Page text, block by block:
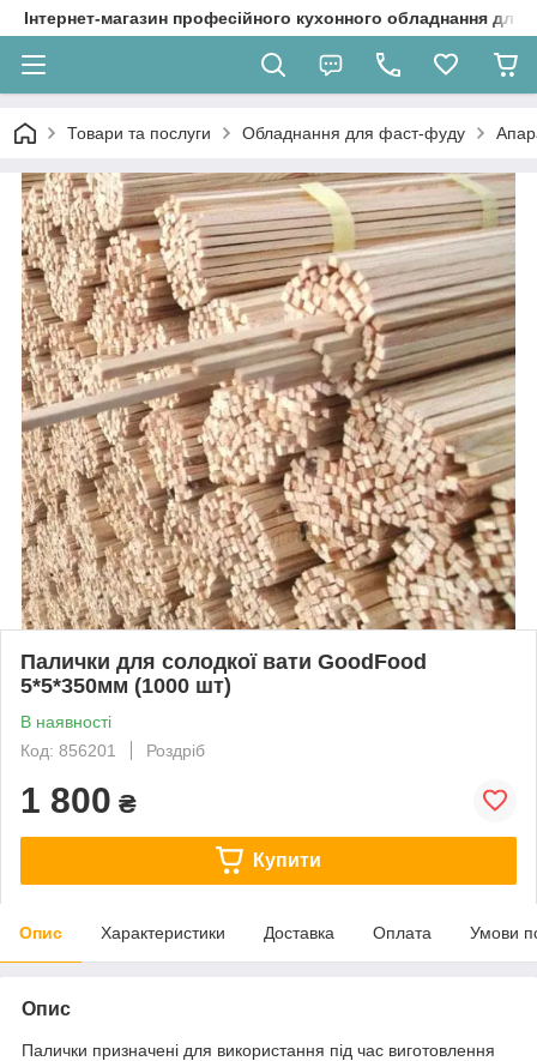
Інтернет-магазин професійного кухонного обладнання
Товари та послуги Обладнання для фаст-фуду
Палички для солодкої вати GoodFood
5*5*350мм (1000 шт)
В наявності
Код: 856201
Роздріб
1 800 ₴
Купити
Опис Характеристики Доставка Оплата Умови
Опис
Палички призначені для використання під час виготовлення